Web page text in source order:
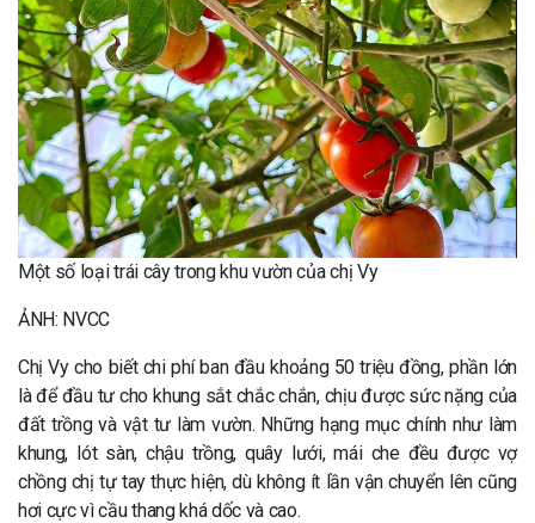
Một số loại trái cây trong khu vườn của chị Vy
ẢNH: NVCC
Chị Vy cho biết chi phí ban đầu khoảng 50 triệu đồng, phần lớn
là để đầu tư cho khung sắt chắc chắn, chịu được sức nặng của
đất trồng và vật tư làm vườn. Những hạng mục chính như làm
khung, lót sàn, chậu trồng, quây lưới, mái che đều được vợ
chồng chị tự tay thực hiện, dù không ít lần vận chuyển lên cũng
hơi cực vì cầu thang khá dốc và cao.